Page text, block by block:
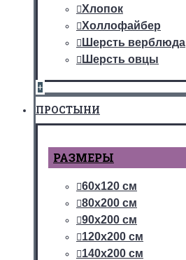
Хлопок
Холлофайбер
Шерсть верблюда
Шерсть овцы
+
ПРОСТЫНИ
РАЗМЕРЫ
60х120 см
80х200 см
90х200 см
120х200 см
140х200 см